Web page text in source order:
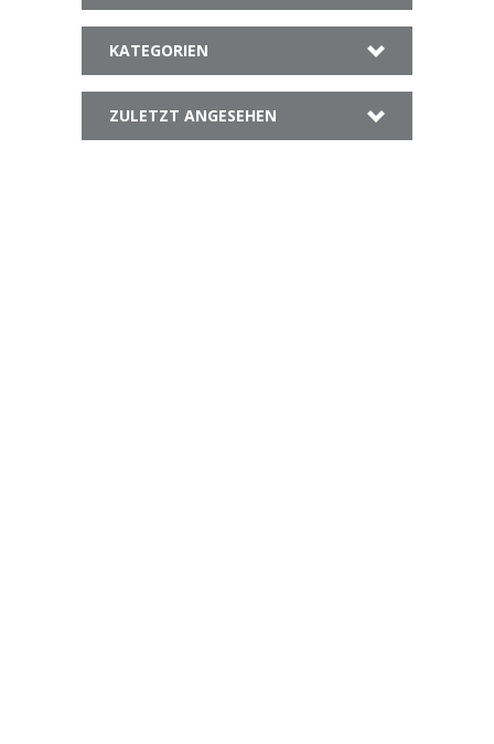
KATEGORIEN
ZULETZT ANGESEHEN